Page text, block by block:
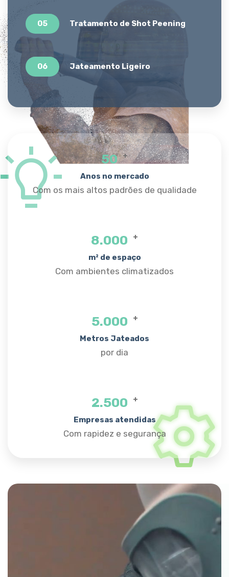
05 Tratamento de Shot Peening
06 Jateamento Ligeiro
50 +
Anos no mercado
Com os mais altos padrões de qualidade
8.000 +
m² de espaço
Com ambientes climatizados
5.000 +
Metros Jateados
por dia
2.500 +
Empresas atendidas
Com rapidez e segurança